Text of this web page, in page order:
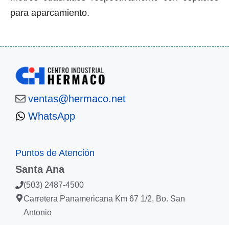
para aparcamiento.
ventas@hermaco.net
WhatsApp
Puntos de Atención
Santa Ana
(503) 2487-4500
Carretera Panamericana Km 67 1/2, Bo. San
Antonio